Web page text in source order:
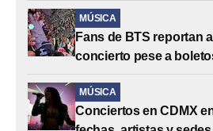
MÚSICA
Fans de BTS reportan
concierto pese a
MÚSICA
Conciertos en CDMX